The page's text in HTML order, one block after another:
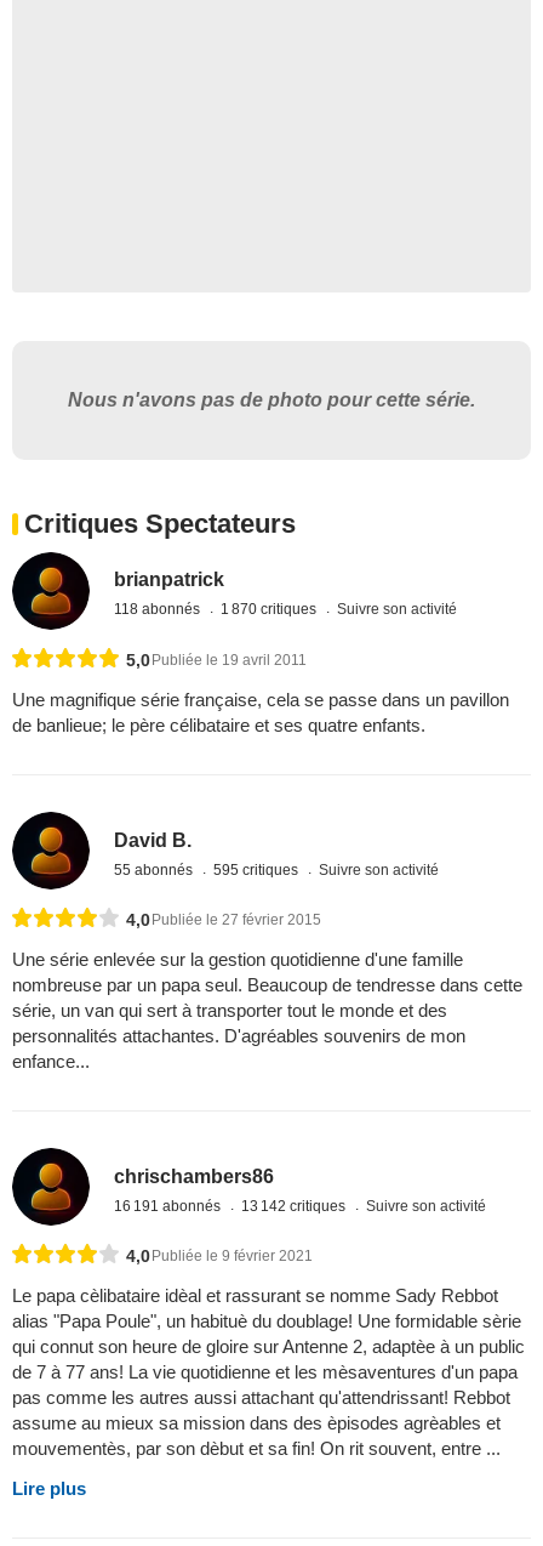
Nous n'avons pas de photo pour cette série.
Critiques Spectateurs
brianpatrick
118 abonnés 1 870 critiques Suivre son activité
5,0 Publiée le 19 avril 2011
Une magnifique série française, cela se passe dans un pavillon
de banlieue; le père célibataire et ses quatre enfants.
David B.
55 abonnés 595 critiques Suivre son activité
4,0 Publiée le 27 février 2015
Une série enlevée sur la gestion quotidienne d'une famille
nombreuse par un papa seul. Beaucoup de tendresse dans cette
série, un van qui sert à transporter tout le monde et des
personnalités attachantes. D'agréables souvenirs de mon
enfance...
chrischambers86
16 191 abonnés 13 142 critiques Suivre son activité
4,0 Publiée le 9 février 2021
Le papa cèlibataire idèal et rassurant se nomme Sady Rebbot
alias "Papa Poule", un habituè du doublage! Une formidable sèrie
qui connut son heure de gloire sur Antenne 2, adaptèe à un public
de 7 à 77 ans! La vie quotidienne et les mèsaventures d'un papa
pas comme les autres aussi attachant qu'attendrissant! Rebbot
assume au mieux sa mission dans des èpisodes agrèables et
mouvementès, par son dèbut et sa fin! On rit souvent, entre ...
Lire plus